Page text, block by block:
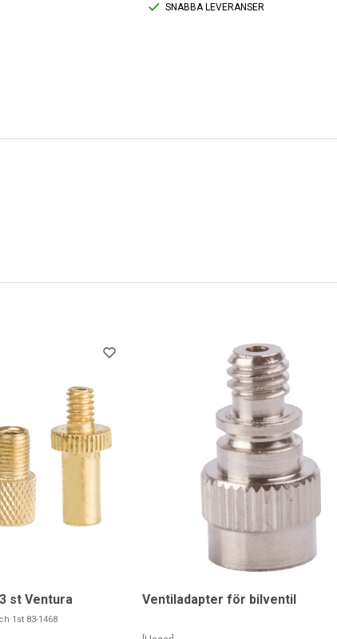
SNABBA LEVERANSER
st Ventura
1st 83-1468
Ventiladapter för bilventil